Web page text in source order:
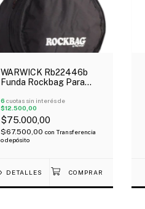
WARWICK Rb22446b
Funda Rockbag Para
Reforzada Oferta!
6 cuotas sin interés de
$12.500,00
$75.000,00
$67.500,00 con Transferencia
o depósito
DETALLES